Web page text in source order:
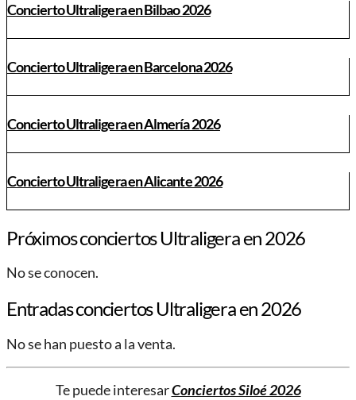
Concierto Ultraligera en Bilbao 2026
Concierto Ultraligera en Barcelona 2026
Concierto Ultraligera en Almería 2026
Concierto Ultraligera en Alicante 2026
Próximos conciertos Ultraligera en 2026
No se conocen.
Entradas conciertos Ultraligera en 2026
No se han puesto a la venta.
Te puede interesarConciertos Siloé 2026